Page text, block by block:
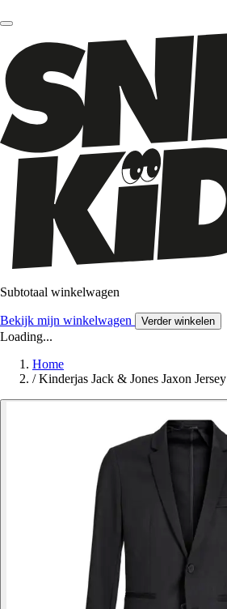
Subtotaal winkelwagen
Bekijk mijn winkelwagen Verder winkelen
Loading...
Home
/ Kinderjas Jack & Jones Jaxon Jersey